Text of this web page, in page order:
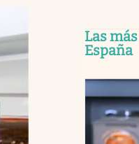
Las
España